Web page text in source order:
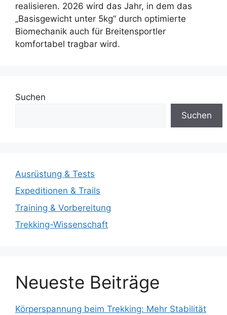
realisieren. 2026 wird das Jahr, in dem das
„Basisgewicht unter 5kg“ durch optimierte
Biomechanik auch für Breitensportler
komfortabel tragbar wird.
Suchen
Suchen
Ausrüstung & Tests
Expeditionen & Trails
Training & Vorbereitung
Trekking-Wissenschaft
Neueste Beiträge
Körperspannung beim Trekking: Mehr Stabilität